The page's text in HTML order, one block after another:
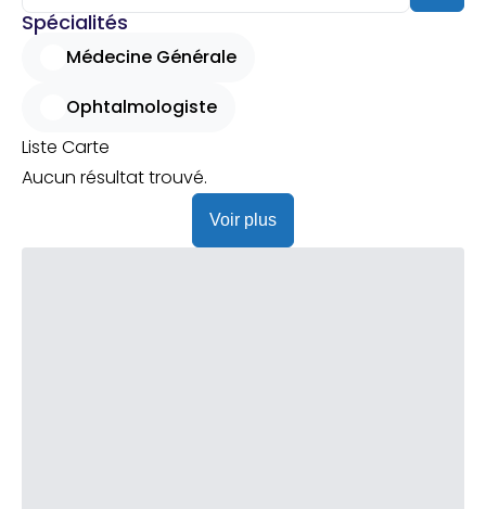
Pharmacien
Connexion
Praticien ?
Spécialités
Médecine Générale
Ophtalmologiste
Liste Carte
Aucun résultat trouvé.
Voir plus